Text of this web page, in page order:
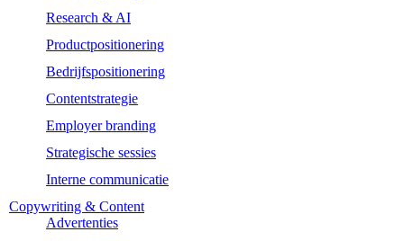
Research & AI
Productpositionering
Bedrijfspositionering
Contentstrategie
Employer branding
Strategische sessies
Interne communicatie
Copywriting & Content
Advertenties